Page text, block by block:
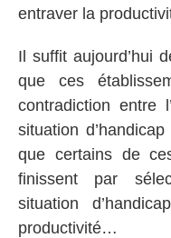
entraver la
Il suffit aujourd’hui
que ces
contradiction entre
situation
que certains de
finissent par
situation
productivité…